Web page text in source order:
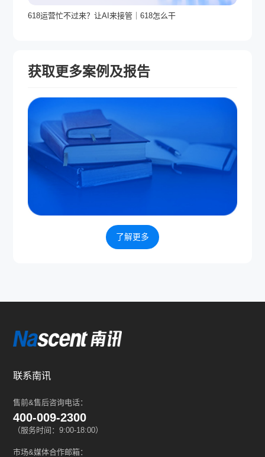
618运营忙不过来？让AI来接管｜618怎么干
获取更多案例及报告
了解更多
联系南讯
售前&售后咨询电话：
400-009-2300
（服务时间：9:00-18:00）
市场&媒体合作邮箱：